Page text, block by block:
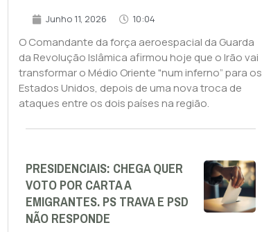
Junho 11, 2026 10:04
O Comandante da força aeroespacial da Guarda
da Revolução Islâmica afirmou hoje que o Irão vai
transformar o Médio Oriente "num inferno” para os
Estados Unidos, depois de uma nova troca de
ataques entre os dois países na região.
PRESIDENCIAIS: CHEGA QUER
VOTO POR CARTA A
EMIGRANTES. PS TRAVA E PSD
NÃO RESPONDE